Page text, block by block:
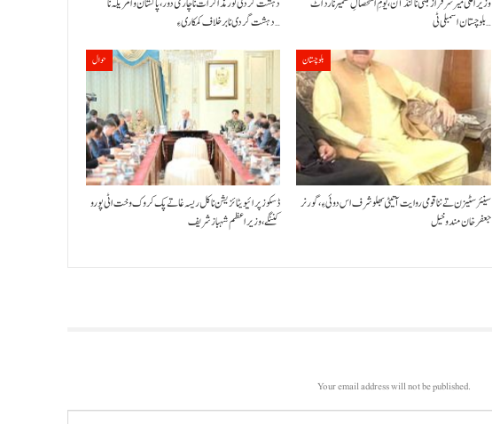
دہشت گردی تور مذاکرات نا چارمی دور،پاکستان و امریکہ نا
دہشت گردی نا برخلاف کمکاری ءِ…
وزیراعلیٰ میر سرفراز بگٹی نا کنڈ آن،یومِ استحصالِ کشمیر نا رد اٹ
بلوچستان اسمبلی ٹی…
حوال
ڈسکوز پرائیویٹائزیشن نا کل ریسہ غاتے پک کروک وخت اٹی پورو
کننگے ،وزیراعظم شہباز شریف
بلوچستان
سینئر سٹیزن تے ننا قومی روایت آتیٹی بھلو شرف اس دوئی ءِ،گورنر
جعفرخان مندوخیل
Your email address will not be published.